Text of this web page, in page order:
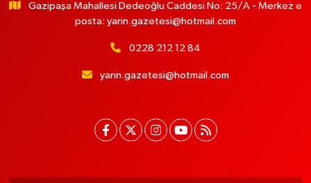
Gazipaşa Mahallesi Dedeoğlu Caddesi No: 25/A - Merkez e
posta: yarin.gazetesi@hotmail.com
0228 212 12 84
yarin.gazetesi@hotmail.com